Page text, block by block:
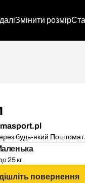
Змінити розмір
будь-який Поштомат.
25 кг
повернення